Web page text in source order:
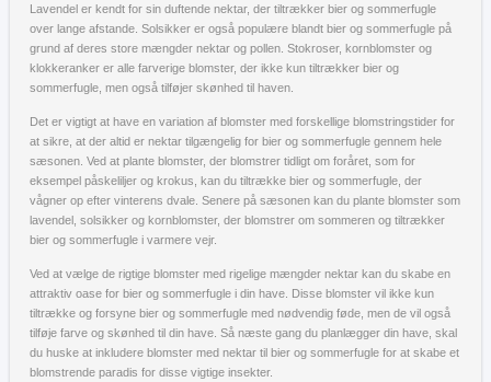
Lavendel er kendt for sin duftende nektar, der tiltrækker bier og sommerfugle
over lange afstande. Solsikker er også populære blandt bier og sommerfugle på
grund af deres store mængder nektar og pollen. Stokroser, kornblomster og
klokkeranker er alle farverige blomster, der ikke kun tiltrækker bier og
sommerfugle, men også tilføjer skønhed til haven.
Det er vigtigt at have en variation af blomster med forskellige blomstringstider for
at sikre, at der altid er nektar tilgængelig for bier og sommerfugle gennem hele
sæsonen. Ved at plante blomster, der blomstrer tidligt om foråret, som for
eksempel påskeliljer og krokus, kan du tiltrække bier og sommerfugle, der
vågner op efter vinterens dvale. Senere på sæsonen kan du plante blomster som
lavendel, solsikker og kornblomster, der blomstrer om sommeren og tiltrækker
bier og sommerfugle i varmere vejr.
Ved at vælge de rigtige blomster med rigelige mængder nektar kan du skabe en
attraktiv oase for bier og sommerfugle i din have. Disse blomster vil ikke kun
tiltrække og forsyne bier og sommerfugle med nødvendig føde, men de vil også
tilføje farve og skønhed til din have. Så næste gang du planlægger din have, skal
du huske at inkludere blomster med nektar til bier og sommerfugle for at skabe et
blomstrende paradis for disse vigtige insekter.